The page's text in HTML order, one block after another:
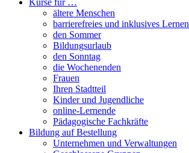
Kurse für …
ältere Menschen
barrierefreies und inklusives Lernen
den Sommer
Bildungsurlaub
den Sonntag
die Wochenenden
Frauen
Ihren Stadtteil
Kinder und Jugendliche
online-Lernende
Pädagogische Fachkräfte
Bildung auf Bestellung
Unternehmen und Verwaltungen